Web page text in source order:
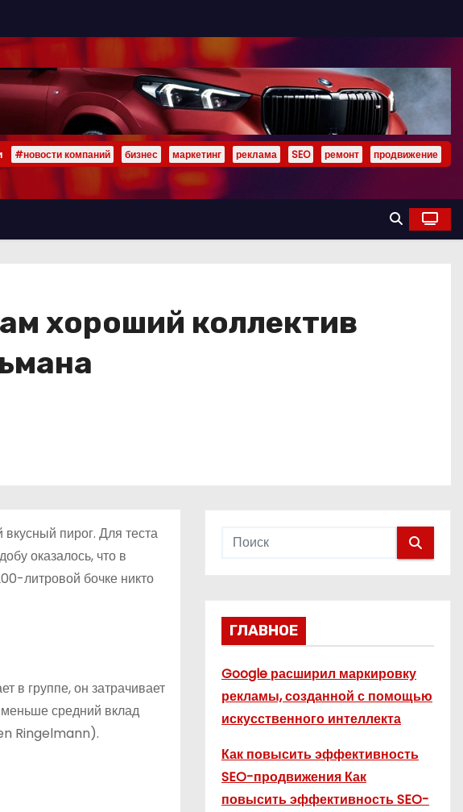
#новости компаний бизнес маркетинг реклама SEO ремонт продвижение
хороший коллектив
пирог. Для теста
оказалось, что в
литровой бочке никто
в группе, он затрачивает
средний вклад
Ringelmann).
ГЛАВНОЕ
Google расширил маркировку
рекламы, созданной с помощью
искусственного интеллекта
Как повысить эффективность
SEO-продвижения Как
повысить эффективность SEO-